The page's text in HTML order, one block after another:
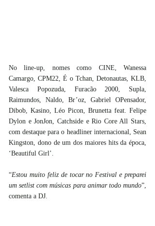
No line-up, nomes como CINE, Wanessa
Camargo, CPM22, É o Tchan, Detonautas, KLB,
Valesca Popozuda, Furacão 2000, Supla,
Raimundos, Naldo, Br’oz, Gabriel OPensador,
Dibob, Kasino, Léo Picon, Brunetta feat. Felipe
Dylon e JonJon, Catchside e Rio Core All Stars,
com destaque para o headliner internacional, Sean
Kingston, dono de um dos maiores hits da época,
‘Beautiful Girl’.
“Estou muito feliz de tocar no Festival e preparei
um setlist com músicas para animar todo mundo”,
comenta a DJ.